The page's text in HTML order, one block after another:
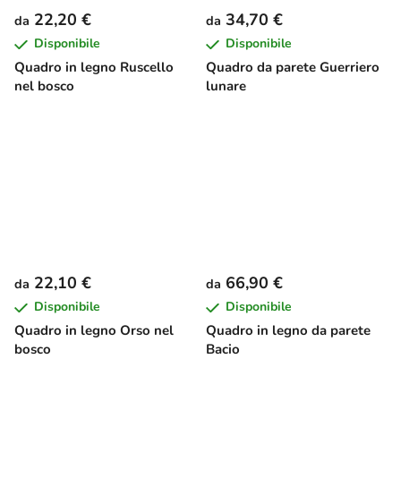
Quadro in legno Ruscello
nel bosco
da 22,20 €
Disponibile
Quadro da parete Guerriero
lunare
da 34,70 €
Disponibile
Quadro in legno Orso nel
bosco
da 22,10 €
Disponibile
Quadro in legno da parete
Bacio
da 66,90 €
Disponibile